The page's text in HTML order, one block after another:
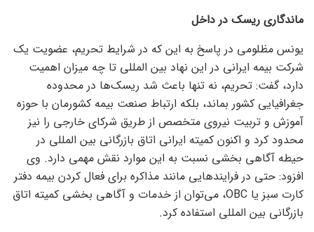
ماندگاری ریسک در داخل
یونس مظلومی در پاسخ به این که در شرایط تحریم، عضویت یک
شرکت بیمه ایرانی در این نهاد بین المللی تا چه میزان اهمیت
دارد، گفت: تحریم، نه تنها باعث شد ریسک‌ها در محدوده
جغرافیایی کشور بماند، بلکه ارتباط صنعت بیمه کشورمان با حوزه
آموزش و تربیت نیروی متخصص از طریق شرکای خارجی را نیز
محدود کرد و اکنون کمیته ایرانی اتاق بازرگانی بین المللی در
حیطه آگاهی بخشی نسبت به این موارد نقش مهمی دارد. وی
افزود: حتی در فرایند‌هایی مانند مذاکره برای فعال کردن بیمه دفتر
کارت سبز یا OBC، می‌توان از خدمات و آگاهی بخشی کمیته اتاق
بازرگانی بین المللی استفاده کرد.